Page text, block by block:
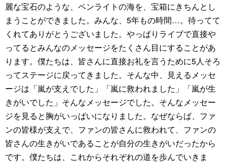
麗な宝石のような、ペンライトの海を、宝箱にきちんとし
まうことができました。みんな、5年もの時間…。待ってて
くれてありがとうございました。やっぱりライブで直接や
ってるとみんなのメッセージをたくさん目にすることがあ
ります。僕たちは、皆さんに直接お礼を言うために5人そろ
ってステージに戻ってきました。そんな中、見えるメッセ
ージは「嵐が支えでした」「嵐に救われました」「嵐が生
きがいでした」そんなメッセージでした。そんなメッセー
ジを見ると胸がいっぱいになりました。なぜならば、ファ
ンの皆様が支えで、ファンの皆さんに救われて、ファンの
皆さんの生きがいであることが自分の生きがいだったから
です。僕たちは、これからそれぞれの道を歩んでいきま